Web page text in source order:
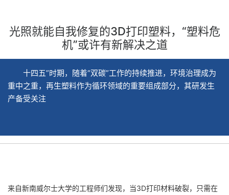
光照就能自我修复的3D打印塑料，“塑料危
机”或许有新解决之道
十四五”时期，随着“双碳”工作的持续推进，环境治理成为
重中之重，再生塑料作为循环领域的重要组成部分，其研发生
产备受关注
来自新南威尔士大学的工程师们发现，当3D打印材料破裂，只需在